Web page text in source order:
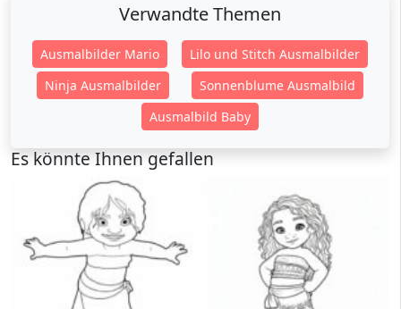
Verwandte Themen
Ausmalbilder Mario
Lilo und Stitch Ausmalbilder
Ninja Ausmalbilder
Sonnenblume Ausmalbild
Ausmalbild Baby
Es könnte Ihnen gefallen